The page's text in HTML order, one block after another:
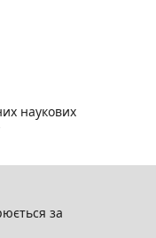
наукових
за